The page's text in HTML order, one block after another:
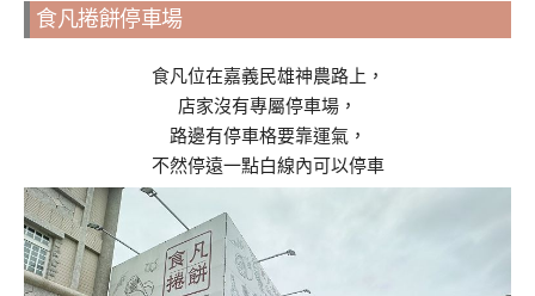
食凡捲餅停車場
食凡位在嘉義民雄神農路上，
店家沒有專屬停車場，
路邊有停車格要靠運氣，
不然停遠一點白線內可以停車